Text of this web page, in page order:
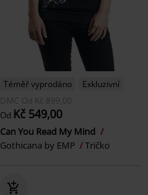
Téměř vyprodáno
Exkluzivní
DMC Od Kč 899,00
Od Kč 549,00
Can You Read My Mind
Gothicana by EMP
Tričko